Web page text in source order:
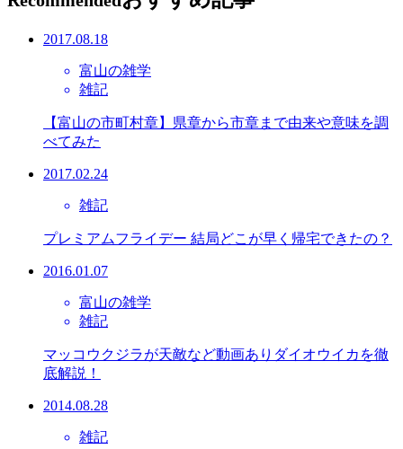
2017.08.18
富山の雑学
雑記
【富山の市町村章】県章から市章まで由来や意味を調
べてみた
2017.02.24
雑記
プレミアムフライデー 結局どこが早く帰宅できたの？
2016.01.07
富山の雑学
雑記
マッコウクジラが天敵など動画ありダイオウイカを徹
底解説！
2014.08.28
雑記